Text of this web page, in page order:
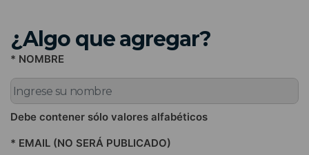
¿Algo que agregar?
* NOMBRE
Debe contener sólo valores alfabéticos
* EMAIL (NO SERÁ PUBLICADO)